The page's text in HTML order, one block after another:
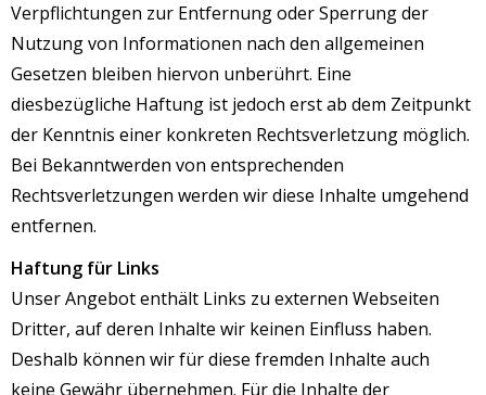
Verpflichtungen zur Entfernung oder Sperrung der
Nutzung von Informationen nach den allgemeinen
Gesetzen bleiben hiervon unberührt. Eine
diesbezügliche Haftung ist jedoch erst ab dem Zeitpunkt
der Kenntnis einer konkreten Rechtsverletzung möglich.
Bei Bekanntwerden von entsprechenden
Rechtsverletzungen werden wir diese Inhalte umgehend
entfernen.
Haftung für Links
Unser Angebot enthält Links zu externen Webseiten
Dritter, auf deren Inhalte wir keinen Einfluss haben.
Deshalb können wir für diese fremden Inhalte auch
keine Gewähr übernehmen. Für die Inhalte der